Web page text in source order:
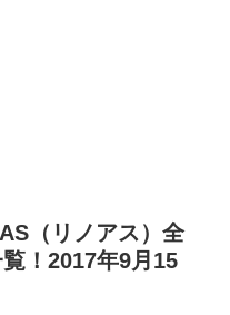
（リノアス）全
！2017年9月15